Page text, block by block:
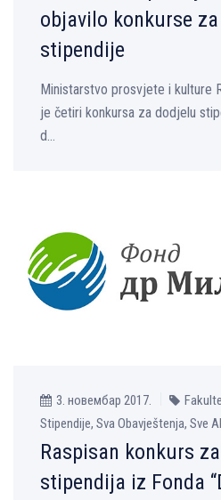
objavilo konkurse
stipendije
Ministarstvo prosvjete i kulture
je četiri konkursa za dodjelu
d...
3. новембар 2017.
Stipendije, Sva Obavještenja, Sve
Raspisan konkurs
stipendija iz Fonda